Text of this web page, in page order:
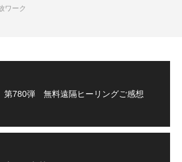
いる」
ワーク
第780弾 無料遠隔ヒーリングご感想